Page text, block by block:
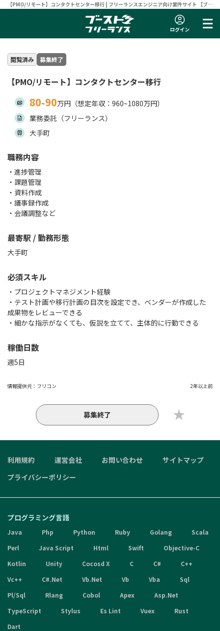
【PMO/リモート】コンタクトセンター移行 | フリーランスエンジニア向け案件サイト 【ブー
ログイン
閲覧済み 募集終了
【PMO/リモート】コンタクトセンター移行
80~90万円（想定年収：960~1080万円）
業務委託（フリーランス）
大手町
職務内容
・進捗管理
・課題管理
・資料作成
・議事録作成
・会議調整など
最寄駅 / 勤務形態
大手町
必須スキル
・プロジェクトマネジメント経験
・テスト計画や移行計画の目次を設定でき、ベンダーが作成した
成果物をレビューできる
・細かな指示がなくても、仮説を立てて、主体的に行動できる
稼働日数
週5日
情報提供元： フリコン 2年以上前
募集終了
利用規約 運営会社 お問い合わせ
サイトマップ
プライバシーポリシー
プログラミング言語
Java Php Python Ruby Golang
Scala
Perl
Java Script Html Swift
Objective-C
Kotlin
Unity Cocosd X C C#
C++
Vc++
C#.Net Vb.Net Vb Vba
Sql
Pl/Sql
Rlang Cobol Apex
Asp.Net
TypeScript
Stylus Es Lint Vuex
Rust
Dart